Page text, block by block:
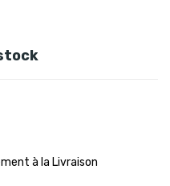
à la Livraison